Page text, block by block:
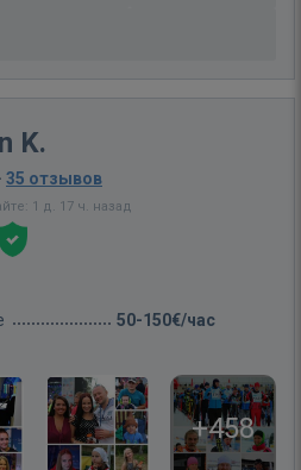
K.
· 35 отзывов
1 д. 17 ч. назад
50-150€/час
+458